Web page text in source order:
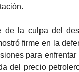
de la culpa del
firme en la
para
del precio